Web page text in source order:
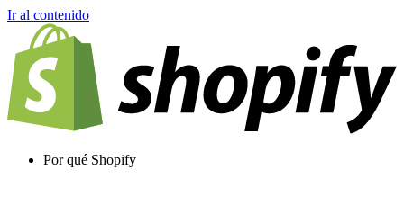
Ir al contenido
Por qué Shopify